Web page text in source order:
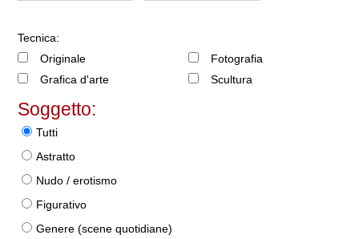
Tecnica:
Originale
Grafica d'arte
Fotografia
Scultura
Soggetto:
Tutti
Astratto
Nudo / erotismo
Figurativo
Genere (scene quotidiane)